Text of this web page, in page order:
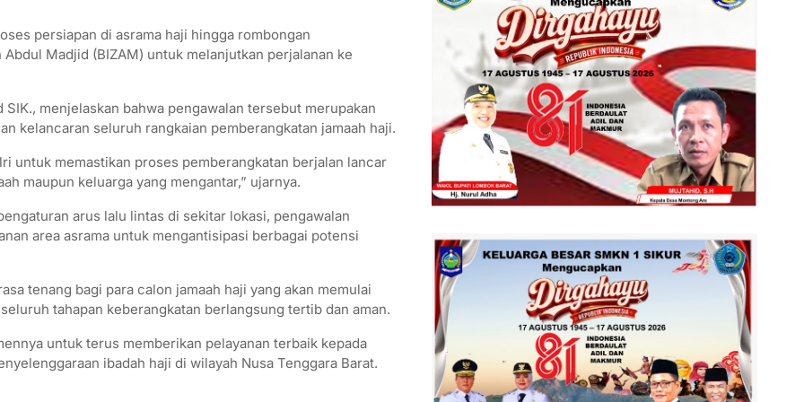
persiapan di asrama haji hingga rombongan
Madjid (BIZAM) untuk melanjutkan perjalanan ke
menjelaskan bahwa pengawalan tersebut merupakan
kelancaran seluruh rangkaian pemberangkatan jamaah haji.
untuk memastikan proses pemberangkatan berjalan lancar
maupun keluarga yang mengantar,” ujarnya.
arus lalu lintas di sekitar lokasi, pengawalan
area asrama untuk mengantisipasi berbagai potensi
tenang bagi para calon jamaah haji yang akan memulai
tahapan keberangkatan berlangsung tertib dan aman.
untuk terus memberikan pelayanan terbaik kepada
ibadah haji di wilayah Nusa Tenggara Barat.